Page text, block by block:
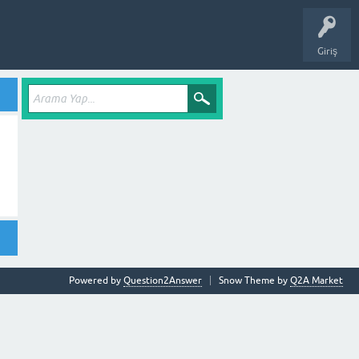
Giriş
Snow Theme by Q2A Market
Powered by Question2Answer